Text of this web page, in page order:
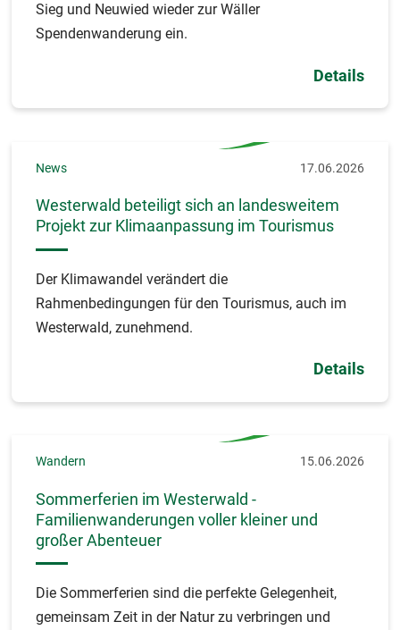
Sieg und Neuwied wieder zur Wäller
Spendenwanderung ein.
Details
News 17.06.2026
Westerwald beteiligt sich an landesweitem
Projekt zur Klimaanpassung im Tourismus
Der Klimawandel verändert die
Rahmenbedingungen für den Tourismus, auch im
Westerwald, zunehmend.
Details
Wandern 15.06.2026
Sommerferien im Westerwald -
Familienwanderungen voller kleiner und
großer Abenteuer
Die Sommerferien sind die perfekte Gelegenheit,
gemeinsam Zeit in der Natur zu verbringen und